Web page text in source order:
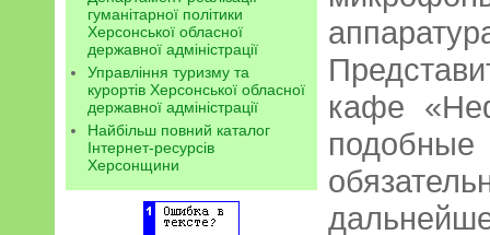
гуманітарної політики
Херсонської обласної
державної адміністрації
Управління туризму та
курортів Херсонської обласної
державної адміністрації
Найбільш повний каталог
Інтернет-ресурсів
Херсонщини
кафе